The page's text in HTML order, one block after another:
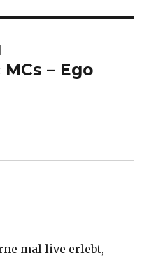
– Ego
mal live erlebt,